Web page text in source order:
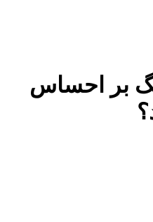
بر احساس